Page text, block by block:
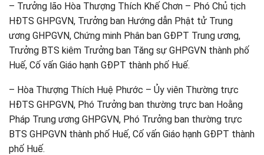
– Trưởng lão Hòa Thượng Thích Khế Chơn – Phó Chủ tịch
HĐTS GHPGVN, Trưởng ban Hướng dẫn Phật tử Trung
ương GHPGVN, Chứng minh Phân ban GĐPT Trung ương,
Trưởng BTS kiêm Trưởng ban Tăng sự GHPGVN thành phố
Huế, Cố vấn Giáo hạnh GĐPT thành phố Huế.
– Hòa Thượng Thích Huệ Phước – Ủy viên Thường trực
HĐTS GHPGVN, Phó Trưởng ban thường trực ban Hoằng
Pháp Trung ương GHPGVN, Phó Trưởng ban thường trực
BTS GHPGVN thành phố Huế, Cố vấn Giáo hạnh GĐPT thành
phố Huế.